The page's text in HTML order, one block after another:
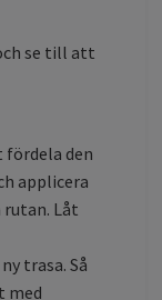
se till att
den
applicera
Låt
trasa. Så
med